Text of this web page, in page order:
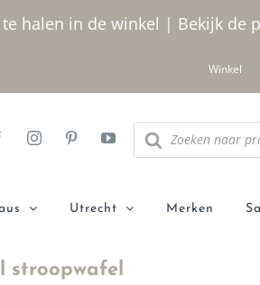
halen in de winkel | Bekijk de
Winkel
Producten
zoeken
Utrecht Merken
stroopwafel